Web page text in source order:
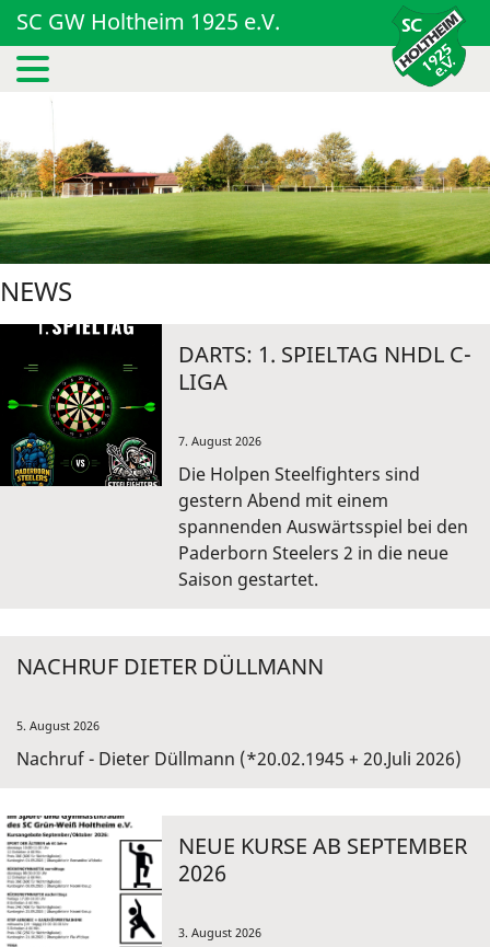
SC GW Holtheim 1925 e.V.
NEWS
DARTS: 1. SPIELTAG NHDL C-
LIGA
7. August 2026
Die Holpen Steelfighters sind
gestern Abend mit einem
spannenden Auswärtsspiel bei den
Paderborn Steelers 2 in die neue
Saison gestartet.
NACHRUF DIETER DÜLLMANN
5. August 2026
Nachruf - Dieter Düllmann (*20.02.1945 + 20.Juli 2026)
NEUE KURSE AB SEPTEMBER
2026
3. August 2026